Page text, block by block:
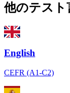
他のテスト
English
CEFR (A1-C2)